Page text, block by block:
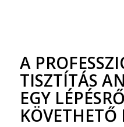
A
TISZTÍTÁS
EGY